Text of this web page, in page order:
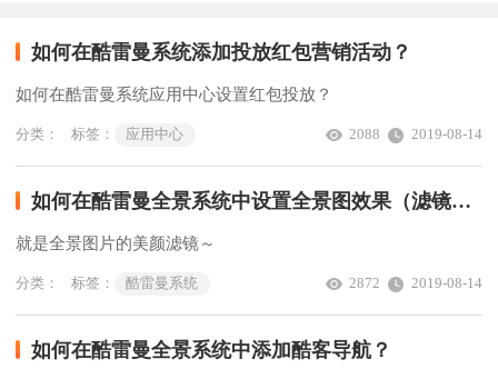
如何在酷雷曼系统添加投放红包营销活动？
如何在酷雷曼系统应用中心设置红包投放？
分类： 标签： 应用中心 2019-08-14
2088
如何在酷雷曼全景系统中设置全景图效果（滤镜）？
就是全景图片的美颜滤镜～
分类： 标签： 酷雷曼系统 2019-08-14
2872
如何在酷雷曼全景系统中添加酷客导航？